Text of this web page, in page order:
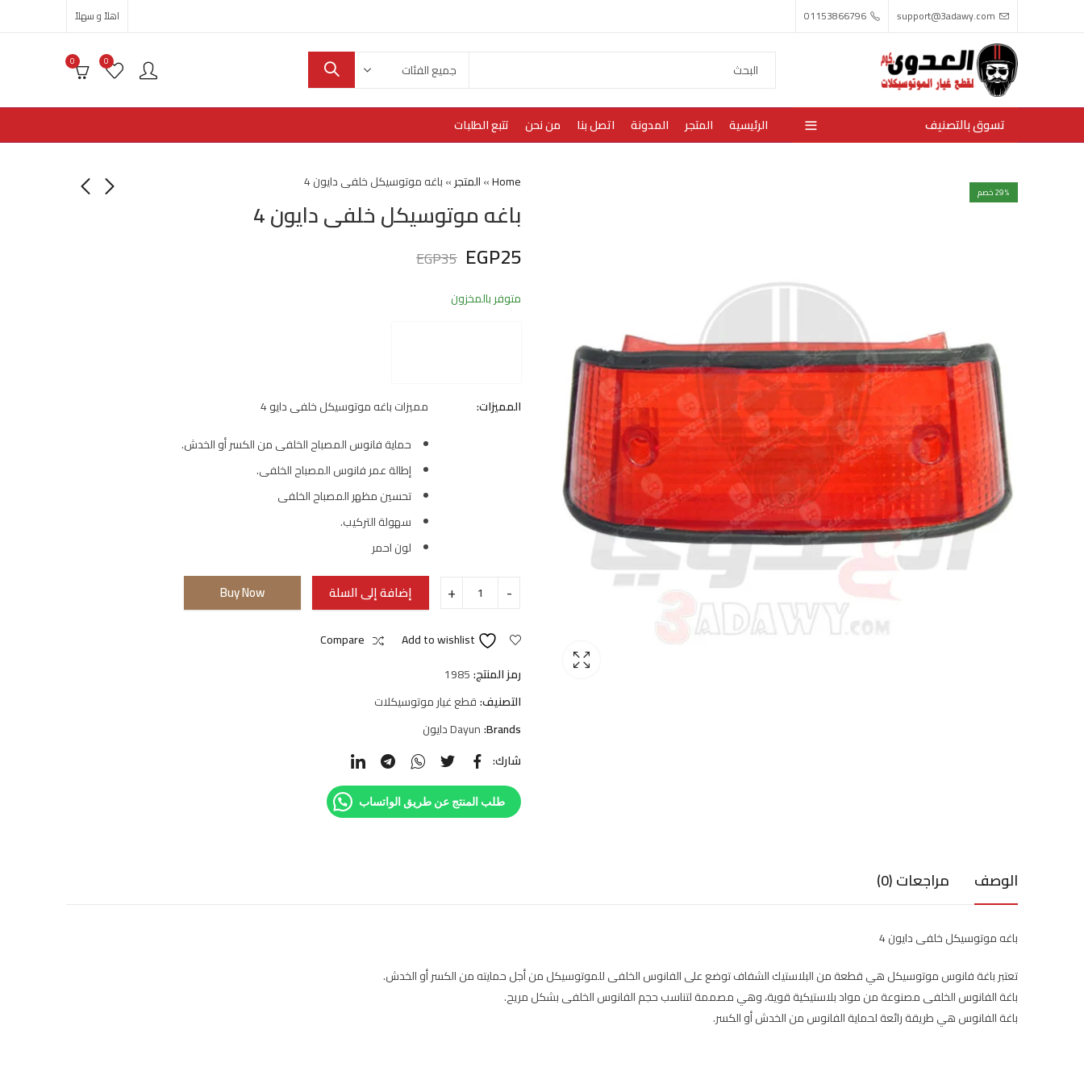
support@3adawy.com
01153866796 اهلاً و سهلاً
0
0
تسوق بالتصنيف الرئيسية المتجر المدونة اتصل بنا من نحن تتبع الطلبات
29% خصم
Home
»المتجر»باغه موتوسيكل خلفى دايون 4
باغه موتوسيكل خلفى دايون 4
EGP25
EGP35
متوفر بالمخزون
المميزات:
مميزات باغه موتوسيكل خلفى دايو 4
حماية فانوس المصباح الخلفى من الكسر أو الخدش.
إطالة عمر فانوس المصباح الخلفى.
تحسين مظهر المصباح الخلفى
سهولة التركيب.
لون احمر
إضافة إلى السلة Buy Now
Add to wishlist
Compare
رمز المنتج:1985
التصنيف:قطع غيار موتوسيكلات
Brands: Dayun دايون
شارك:
طلب المنتج عن طريق الواتساب
الوصف مراجعات (0)
باغه موتوسيكل خلفى دايون 4
تعتبر باغة فانوس موتوسيكل هي قطعة من البلاستيك الشفاف توضع على الفانوس الخلفى للموتوسيكل من أجل حمايته من الكسر أو الخدش.
باغة الفانوس الخلفى مصنوعة من مواد بلاستيكية قوية، وهي مصممة لتناسب حجم الفانوس الخلفى بشكل مريح.
باغة الفانوس هي طريقة رائعة لحماية الفانوس من الخدش أو الكسر.